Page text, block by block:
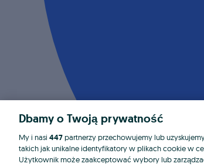
Dbamy o Twoją prywatność
My i nasi 447partnerzy przechowujemy lub
takich jak unikalne identyfikatory w plikach cookie w
Użytkownik może zaakceptować wybory lub